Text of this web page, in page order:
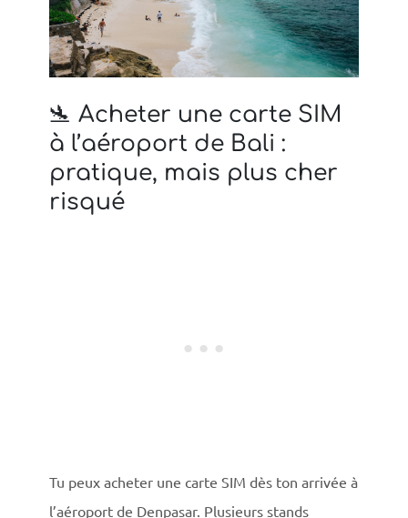
🛬 Acheter une carte SIM
à l’aéroport de Bali :
pratique, mais plus cher
risqué
Tu peux acheter une carte SIM dès ton arrivée à
l’aéroport de Denpasar. Plusieurs stands